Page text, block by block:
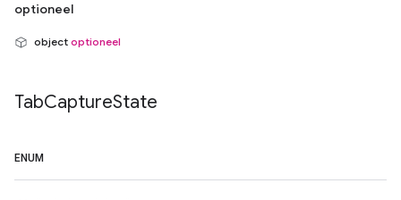
optioneel
object optioneel
TabCaptureState
ENUM